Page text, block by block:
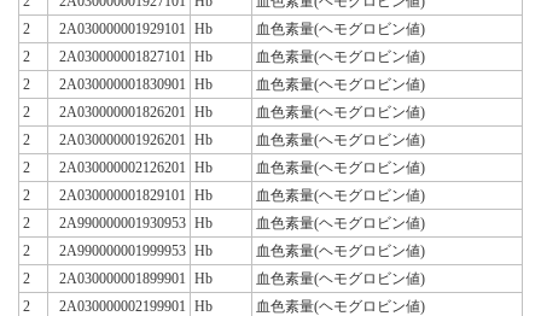
2
2A030000001929101 Hb
血色素量(ヘモグロビン値)
2
2A030000001827101 Hb
血色素量(ヘモグロビン値)
2
2A030000001830901 Hb
血色素量(ヘモグロビン値)
2
2A030000001826201 Hb
血色素量(ヘモグロビン値)
2
2A030000001926201 Hb
血色素量(ヘモグロビン値)
2
2A030000002126201 Hb
血色素量(ヘモグロビン値)
2
2A030000001829101 Hb
血色素量(ヘモグロビン値)
2
2A990000001930953 Hb
血色素量(ヘモグロビン値)
2
2A990000001999953 Hb
血色素量(ヘモグロビン値)
2
2A030000001899901 Hb
血色素量(ヘモグロビン値)
2
2A030000002199901 Hb
血色素量(ヘモグロビン値)